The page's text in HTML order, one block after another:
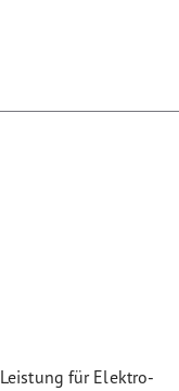
für Elektro-